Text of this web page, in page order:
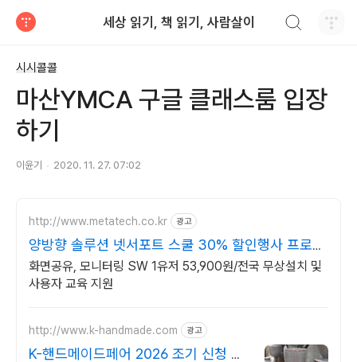
세상 읽기, 책 읽기, 사람살이
시시콜콜
마산YMCA 구글 클래스룸 입장
하기
이윤기 2020. 11. 27. 07:02
http://www.metatech.co.kr 광고
양방향 솔루션 넷서포트 스쿨 30% 할인행사 프로모
션
화면공유, 모니터링 SW 1유저 53,900원/전국 무상설치 및
사용자 교육 지원
http://www.k-handmade.com 광고
K-핸드메이드페어 2026 조기 신청 기